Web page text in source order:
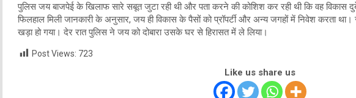
पुलिस जय बाजपेई के खिलाफ सारे सबूत जुटा रही थी और पता करने की कोशिश कर रही थी कि वह विकास
फिलहाल मिली जानकारी के अनुसार, जय ही विकास के पैसों को प्रॉपर्टी और अन्य जगहों में निवेश करता था।
खड़ा हो गया। देर रात पुलिस ने जय को दोबारा उसके घर से हिरासत में ले लिया।
Post Views: 723
Like us share us